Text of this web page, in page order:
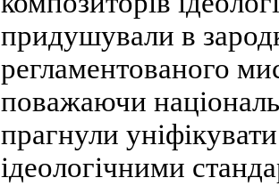
придушували в
регламентованого
поважаючи
прагнули
ідеологічними